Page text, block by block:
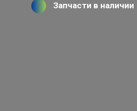
Запчасти в наличии